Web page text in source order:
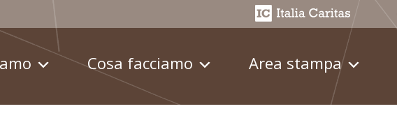
Cosa facciamo Area stampa